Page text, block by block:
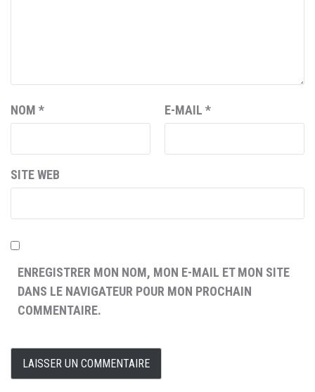
NOM * E-MAIL *
SITE WEB
ENREGISTRER MON NOM, MON E-MAIL ET MON SITE
DANS LE NAVIGATEUR POUR MON PROCHAIN
COMMENTAIRE.